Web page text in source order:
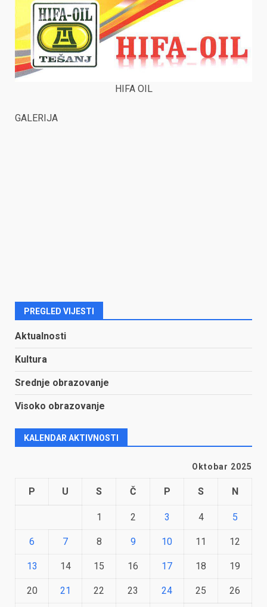
HIFA OIL
GALERIJA
PREGLED VIJESTI
Aktualnosti
Kultura
Srednje obrazovanje
Visoko obrazovanje
KALENDAR AKTIVNOSTI
Oktobar 2025
P U S Č P S N
1 2 3 4 5
6 7 8 9 10 11 12
13 14 15 16 17 18 19
20 21 22 23 24 25 26